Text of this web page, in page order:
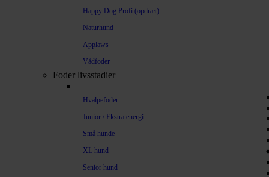
Happy Dog Profi (opdræt)
Naturhund
Applaws
Vådfoder
Foder livsstadier
Hvalpefoder
Junior / Ekstra energi
Små hunde
XL hund
Senior hund